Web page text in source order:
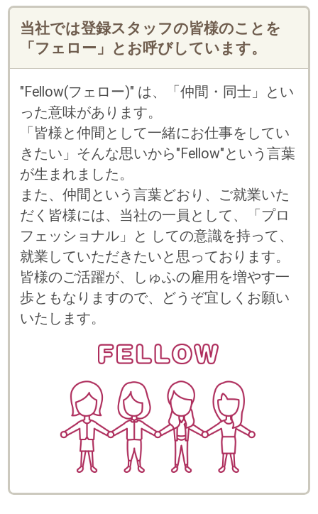
ア」のいずれかのサービスにご登録済みの方は、
お持ちのログインID(メールアドレスかフェロー
コード)とパスワードをご利用いただけます。
プライバシーポリシー
© 2023 b-style smartcareer Inc.